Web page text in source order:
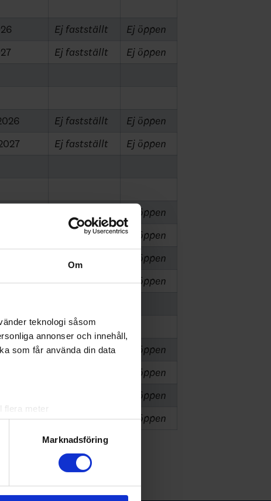
Om
teknologi såsom
annonser och innehåll,
som får använda din data
flera meter
. Du kan ändra
information från din enhet
Marknadsföring
Ej fastställt
Ej öppen
Ej fastställt Ej öppen
Ej fastställt
Ej öppen
Ej fastställt Ej öppen
Ej öppen
Ej fastställt
Ej öppen
Ej öppen
Örnsköldsvik Ej öppen
2026 Ej fastställt
Ej öppen
Ej öppen
Ej öppen
Örnsköldsvik Ej öppen